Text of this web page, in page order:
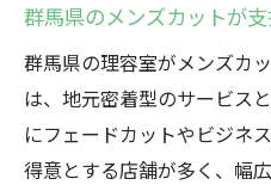
群馬県のメンズカットが
群馬県の理容室がメンズカ
は、地元密着型のサービス
にフェードカットやビジネ
得意とする店舗が多く、幅